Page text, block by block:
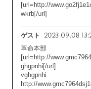
[url=http://
wkrb[/url]
ゲスト 2023.09.08
革命本部
[url=http://
ghgpnhi[/url]
vghgpnhi
http://